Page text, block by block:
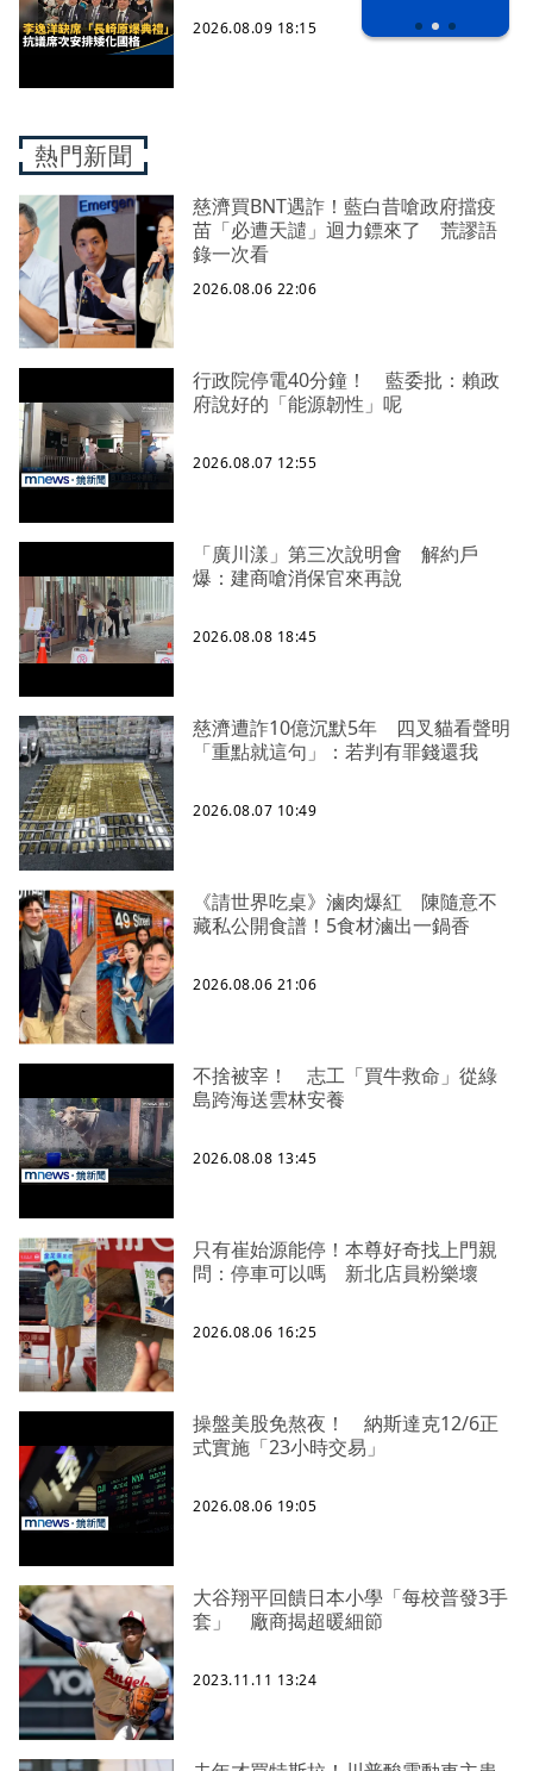
2026.08.09 18:15
熱門新聞
慈濟買BNT遇詐！藍白昔嗆政府擋疫
苗「必遭天譴」迴力鏢來了 荒謬語
錄一次看
2026.08.06 22:06
行政院停電40分鐘！ 藍委批：賴政
府說好的「能源韌性」呢
2026.08.07 12:55
「廣川漾」第三次說明會 解約戶
爆：建商嗆消保官來再說
2026.08.08 18:45
慈濟遭詐10億沉默5年 四叉貓看聲明
「重點就這句」：若判有罪錢還我
2026.08.07 10:49
《請世界吃桌》滷肉爆紅 陳隨意不
藏私公開食譜！5食材滷出一鍋香
2026.08.06 21:06
不捨被宰！ 志工「買牛救命」從綠
島跨海送雲林安養
2026.08.08 13:45
只有崔始源能停！本尊好奇找上門親
問：停車可以嗎 新北店員粉樂壞
2026.08.06 16:25
操盤美股免熬夜！ 納斯達克12/6正
式實施「23小時交易」
2026.08.06 19:05
大谷翔平回饋日本小學「每校普發3手
套」 廠商揭超暖細節
2023.11.11 13:24